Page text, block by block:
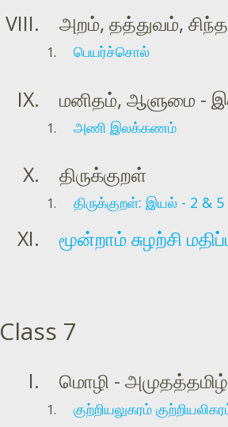
அறம், தத்துவம்,
பெயர்ச்சொல்
மனிதம், ஆளுமை -
அணி இலக்கணம்
திருக்குறள்
திருக்குறள்: இயல் - 2 & 5
மூன்றாம் சுழற்சி
Class 7
மொழி - அமுதத்தமிழ்
குற்றியலுகரம்